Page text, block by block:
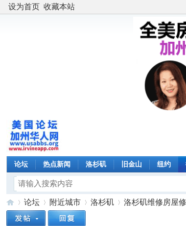
设为首页 收藏本站
论坛 热点新闻 洛杉矶 旧金山 纽约
论坛 附近城市 洛杉矶 洛杉矶维修房屋